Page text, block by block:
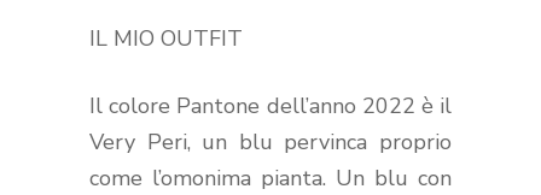
IL MIO OUTFIT
Il colore Pantone dell’anno 2022 è il
Very Peri, un blu pervinca proprio
come l’omonima pianta. Un blu con